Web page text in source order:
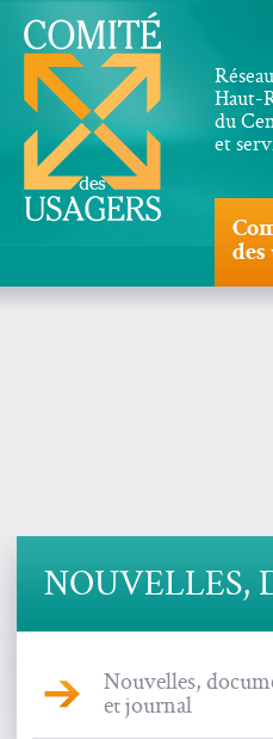
Haut-
du
et
des
NOUVELLES,
Nouvelles,
et journal